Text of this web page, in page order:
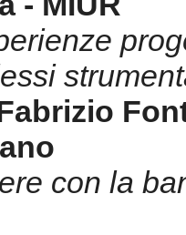
con la